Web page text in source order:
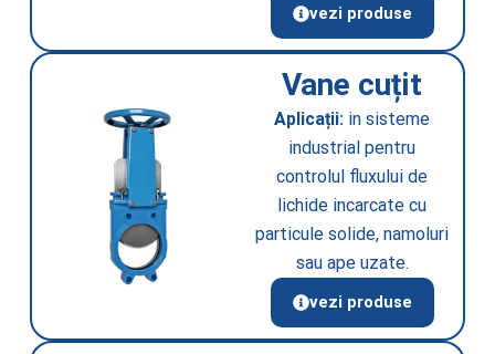
vezi produse
Vane cuțit
Aplicații: in sisteme
industrial pentru
controlul fluxului de
lichide incarcate cu
particule solide, namoluri
sau ape uzate.
vezi produse